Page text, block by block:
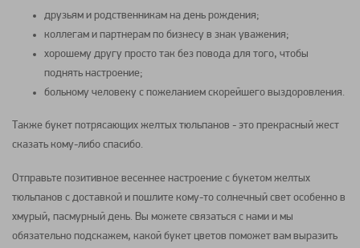
друзьям и родственникам на день рождения;
коллегам и партнерам по бизнесу в знак уважения;
хорошему другу просто так без повода для того, чтобы
поднять настроение;
больному человеку с пожеланием скорейшего выздоровления.
Также букет потрясающих желтых тюльпанов - это прекрасный жест
сказать кому-либо спасибо.
Отправьте позитивное весеннее настроение с букетом желтых
тюльпанов с доставкой и пошлите кому-то солнечный свет особенно в
хмурый, пасмурный день. Вы можете связаться с нами и мы
обязательно подскажем, какой букет цветов поможет вам выразить